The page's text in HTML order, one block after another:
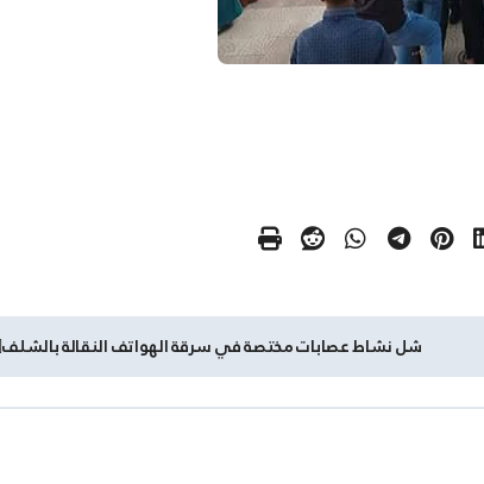
شل نشاط عصابات مختصة في سرقة الهواتف النقالة بالشلف